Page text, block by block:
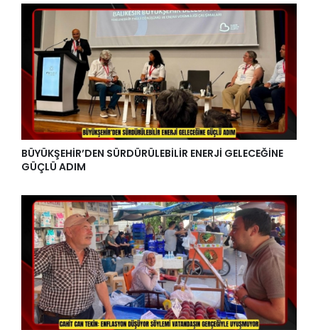
BÜYÜKŞEHİR’DEN SÜRDÜRÜLEBİLİR ENERJİ GELECEĞİNE
GÜÇLÜ ADIM